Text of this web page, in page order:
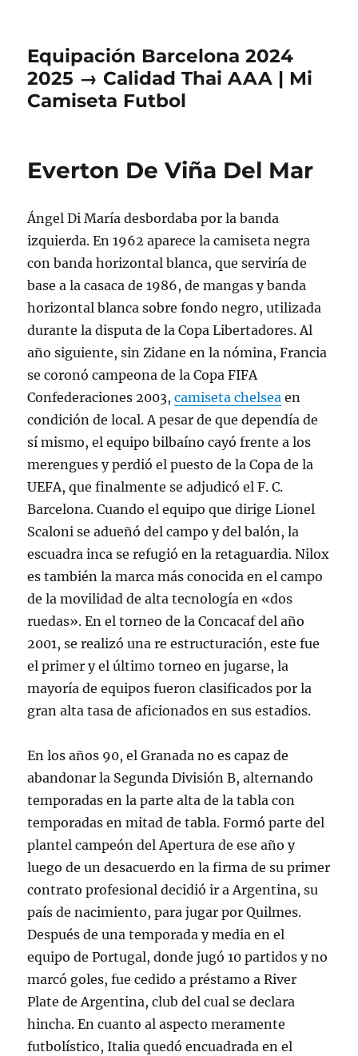
Equipación Barcelona 2024
2025 → Calidad Thai AAA | Mi
Camiseta Futbol
Everton De Viña Del Mar
Ángel Di María desbordaba por la banda
izquierda. En 1962 aparece la camiseta negra
con banda horizontal blanca, que serviría de
base a la casaca de 1986, de mangas y banda
horizontal blanca sobre fondo negro, utilizada
durante la disputa de la Copa Libertadores. Al
año siguiente, sin Zidane en la nómina, Francia
se coronó campeona de la Copa FIFA
Confederaciones 2003,camiseta chelsea en
condición de local. A pesar de que dependía de
sí mismo, el equipo bilbaíno cayó frente a los
merengues y perdió el puesto de la Copa de la
UEFA, que finalmente se adjudicó el F. C.
Barcelona. Cuando el equipo que dirige Lionel
Scaloni se adueñó del campo y del balón, la
escuadra inca se refugió en la retaguardia. Nilox
es también la marca más conocida en el campo
de la movilidad de alta tecnología en «dos
ruedas». En el torneo de la Concacaf del año
2001, se realizó una re estructuración, este fue
el primer y el último torneo en jugarse, la
mayoría de equipos fueron clasificados por la
gran alta tasa de aficionados en sus estadios.
En los años 90, el Granada no es capaz de
abandonar la Segunda División B, alternando
temporadas en la parte alta de la tabla con
temporadas en mitad de tabla. Formó parte del
plantel campeón del Apertura de ese año y
luego de un desacuerdo en la firma de su primer
contrato profesional decidió ir a Argentina, su
país de nacimiento, para jugar por Quilmes.
Después de una temporada y media en el
equipo de Portugal, donde jugó 10 partidos y no
marcó goles, fue cedido a préstamo a River
Plate de Argentina, club del cual se declara
hincha. En cuanto al aspecto meramente
futbolístico, Italia quedó encuadrada en el